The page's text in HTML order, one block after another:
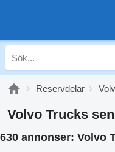
Reservdelar
Volvo Trucks
630 annonser: Volvo